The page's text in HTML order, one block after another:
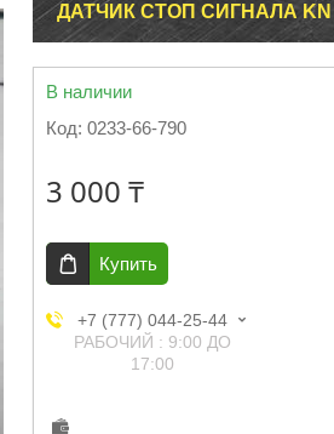
ДАТЧИК СТОП СИГНАЛА KN
В наличии
Код: 0233-66-790
3 000 ₸
Купить
+7 (777) 044-25-44
РАБОЧИЙ : 9:00 ДО
17:00